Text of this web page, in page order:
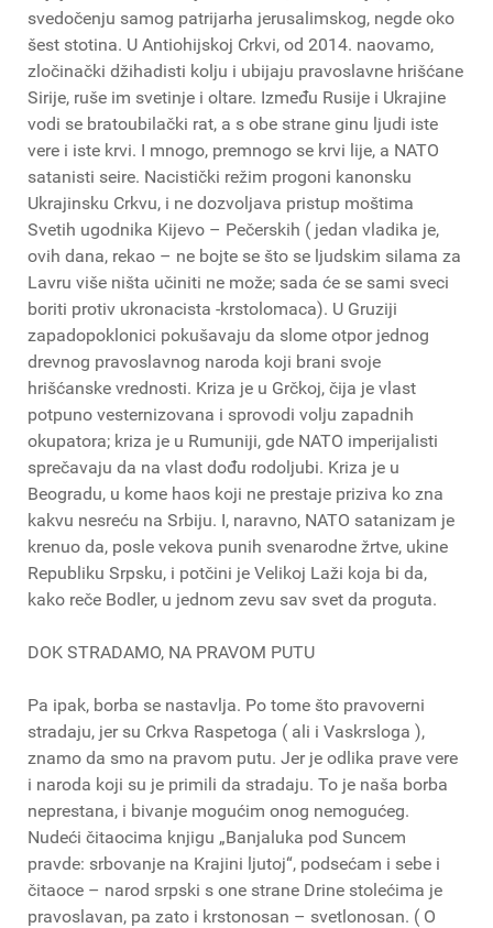
svedočenju samog patrijarha jerusalimskog, negde oko
šest stotina. U Antiohijskoj Crkvi, od 2014. naovamo,
zločinački džihadisti kolju i ubijaju pravoslavne hrišćane
Sirije, ruše im svetinje i oltare. Između Rusije i Ukrajine
vodi se bratoubilački rat, a s obe strane ginu ljudi iste
vere i iste krvi. I mnogo, premnogo se krvi lije, a NATO
satanisti seire. Nacistički režim progoni kanonsku
Ukrajinsku Crkvu, i ne dozvoljava pristup moštima
Svetih ugodnika Kijevo – Pečerskih ( jedan vladika je,
ovih dana, rekao – ne bojte se što se ljudskim silama za
Lavru više ništa učiniti ne može; sada će se sami sveci
boriti protiv ukronacista -krstolomaca). U Gruziji
zapadopoklonici pokušavaju da slome otpor jednog
drevnog pravoslavnog naroda koji brani svoje
hrišćanske vrednosti. Kriza je u Grčkoj, čija je vlast
potpuno vesternizovana i sprovodi volju zapadnih
okupatora; kriza je u Rumuniji, gde NATO imperijalisti
sprečavaju da na vlast dođu rodoljubi. Kriza je u
Beogradu, u kome haos koji ne prestaje priziva ko zna
kakvu nesreću na Srbiju. I, naravno, NATO satanizam je
krenuo da, posle vekova punih svenarodne žrtve, ukine
Republiku Srpsku, i potčini je Velikoj Laži koja bi da,
kako reče Bodler, u jednom zevu sav svet da proguta.
DOK STRADAMO, NA PRAVOM PUTU
Pa ipak, borba se nastavlja. Po tome što pravoverni
stradaju, jer su Crkva Raspetoga ( ali i Vaskrsloga ),
znamo da smo na pravom putu. Jer je odlika prave vere
i naroda koji su je primili da stradaju. To je naša borba
neprestana, i bivanje mogućim onog nemogućeg.
Nudeći čitaocima knjigu „Banjaluka pod Suncem
pravde: srbovanje na Krajini ljutoj“, podsećam i sebe i
čitaoce – narod srpski s one strane Drine stolećima je
pravoslavan, pa zato i krstonosan – svetlonosan. ( O